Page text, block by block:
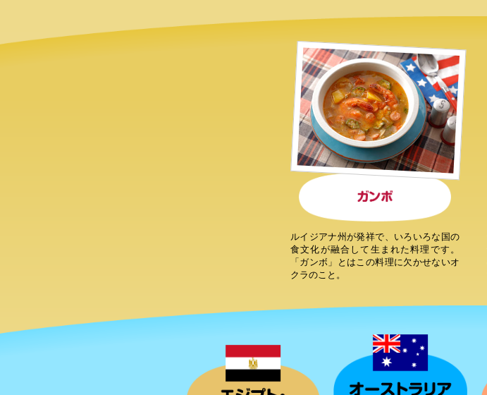
ルイジアナ州が発祥で、いろいろな国の
食文化が融合して生まれた料理です。
「ガンボ」とはこの料理に欠かせないオ
クラのこと。